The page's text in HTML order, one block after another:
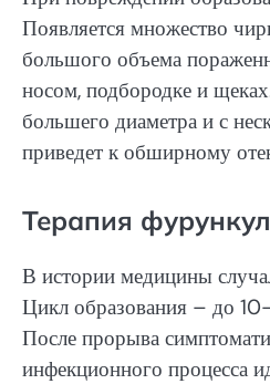
Появляется множество
большого объема
носом, подбородке и
большего диаметра и с
приведет к обширному
Терапия
В истории медицины
Цикл образования – до 10-
После прорыва
инфекционного процесса